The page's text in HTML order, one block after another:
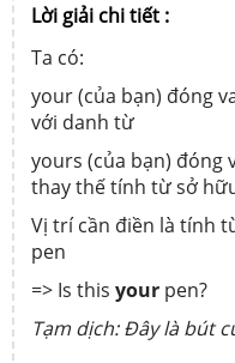
Lời giải chi tiết :
Ta có:
your (của bạn) đóng
với danh từ
yours (của bạn) đóng
thay thế tính từ sở
Vị trí cần điền là tính
pen
=> Is this your pen?
Tạm dịch: Đây là bút